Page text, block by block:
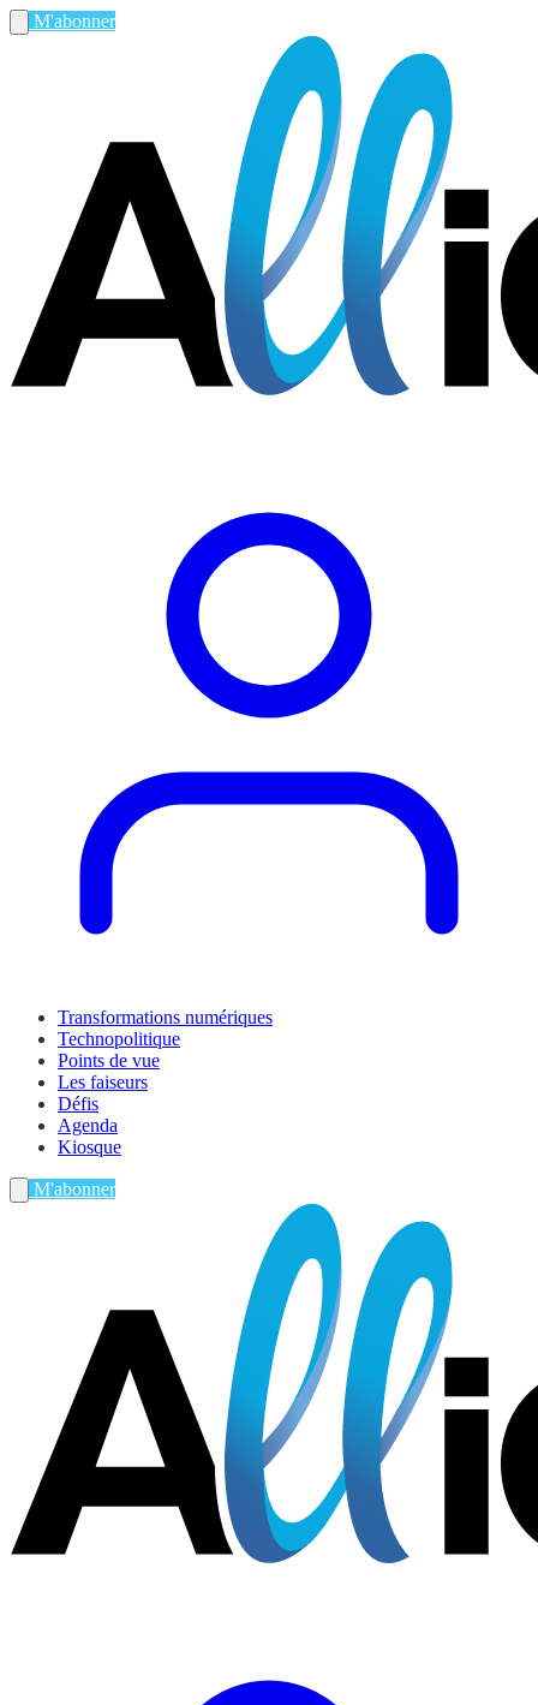
M'abonner
Transformations numériques
Technopolitique
Points de vue
Les faiseurs
Défis
Agenda
Kiosque
M'abonner